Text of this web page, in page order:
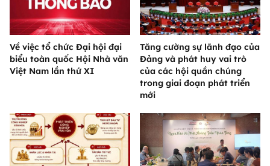
Về việc tổ chức Đại hội đại
biểu toàn quốc Hội Nhà văn
Việt Nam lần thứ XI
Tăng cường sự lãnh đạo của
Đảng và phát huy vai trò
của các hội quần chúng
trong giai đoạn phát triển
mới